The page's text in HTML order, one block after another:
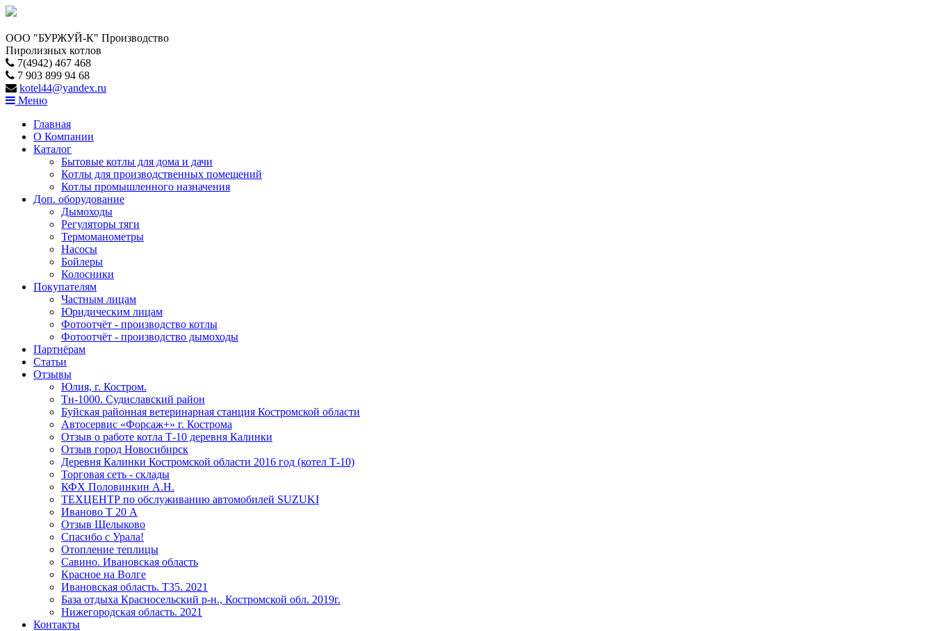
ООО "БУРЖУЙ-К" Производство
Пиролизных котлов
7(4942) 467 468
7 903 899 94 68
kotel44@yandex.ru
Меню
Главная
О Компании
Каталог
Бытовые котлы для дома и дачи
Котлы для производственных помещений
Котлы промышленного назначения
Доп. оборудование
Дымоходы
Регуляторы тяги
Термоманометры
Насосы
Бойлеры
Колосники
Покупателям
Частным лицам
Юридическим лицам
Фотоотчёт - производство котлы
Фотоотчёт - производство дымоходы
Партнёрам
Статьи
Отзывы
Юлия, г. Костром.
Тн-1000. Судиславский район
Буйская районная ветеринарная станция Костромской области
Автосервис «Форсаж+» г. Кострома
Отзыв о работе котла Т-10 деревня Калинки
Отзыв город Новосибирск
Деревня Калинки Костромской области 2016 год (котел Т-10)
Торговая сеть - склады
КФХ Половинкин А.Н.
ТЕХЦЕНТР по обслуживанию автомобилей SUZUKI
Иваново Т 20 А
Отзыв Щелыково
Спасибо с Урала!
Отопление теплицы
Савино. Ивановская область
Красное на Волге
Ивановская область. T35. 2021
База отдыха Красносельский р-н., Костромской обл. 2019г.
Нижегородская область. 2021
Контакты